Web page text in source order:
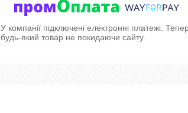
У компанії підключені електронні платежі.
будь-який товар не покидаючи сайту.